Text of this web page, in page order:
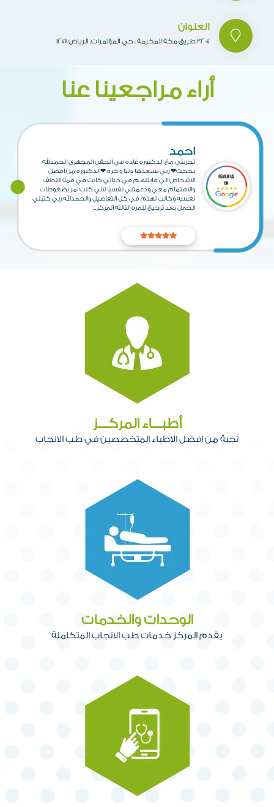
العنوان
3207 طريق مكة المكرمة ، حي المؤتمرات، الرياض 12711
أراء مراجعينا عنا
احمد
تجربتي مع الدكتوره غاده في الحقن المجهري الحمدلله
نجحت❤ ربي يسعدها دنيا واخره ❤الدكتوره من افضل
الاشخاص الي قابلتهم في حياتي كانت في قمه اللطف
والاهتمام معي ودعمتني نفسيا لاني كنت امر بضغوطات
نفسيه وكانت تهتم في كل التفاصيل والحمدلله ربي كتبلي
الحمل بعد ترجيع للمره الثالثه المركز...
أطبـــاء المركـــز
نخبة من افضل الاطباء المتخصصين في طب الانجاب
الوحدات والخدمات
يقدم المركز خدمات طب الانجاب المتكاملة